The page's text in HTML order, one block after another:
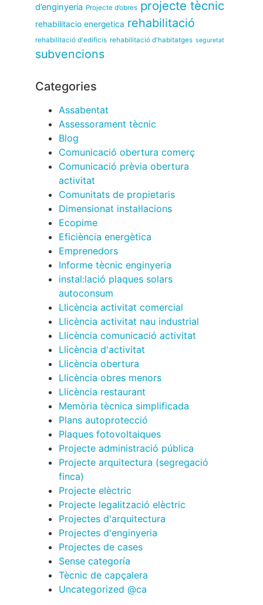
d’enginyeria Projecte d’obres projecte tècnic
rehabilitacio energetica rehabilitació
rehabilitació d'edificis rehabilitació d'habitatges seguretat
subvencions
Categories
Assabentat
Assessorament tècnic
Blog
Comunicació obertura comerç
Comunicació prèvia obertura
activitat
Comunitats de propietaris
Dimensionat instal·lacions
Ecopime
Eficiència energètica
Emprenedors
Informe tècnic enginyeria
instal:lació plaques solars
autoconsum
Llicència activitat comercial
Llicència activitat nau industrial
Llicència comunicació activitat
Llicència d'activitat
Llicència obertura
Llicència obres menors
Llicència restaurant
Memòria tècnica simplificada
Plans autoprotecció
Plaques fotovoltaiques
Projecte administració pública
Projecte arquitectura (segregació
finca)
Projecte elèctric
Projecte legalització elèctric
Projectes d'arquitectura
Projectes d'enginyeria
Projectes de cases
Sense categoría
Tècnic de capçalera
Uncategorized @ca